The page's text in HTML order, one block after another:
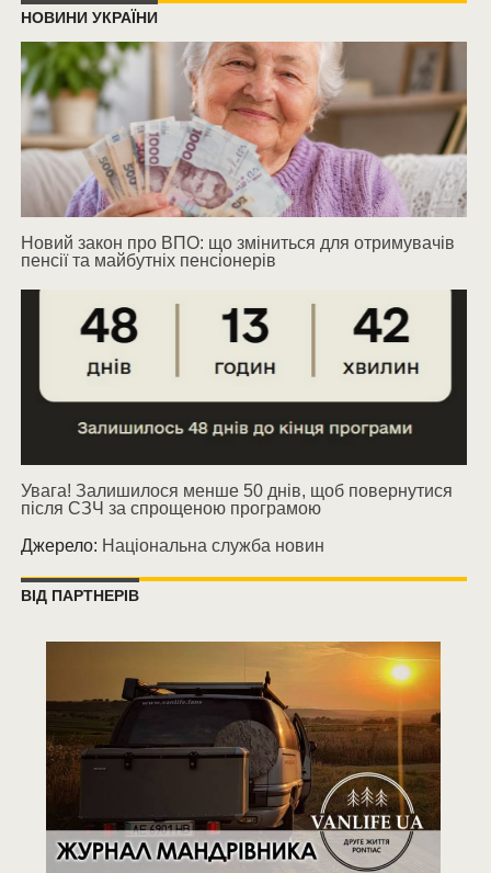
НОВИНИ УКРАЇНИ
Новий закон про ВПО: що зміниться для отримувачів
пенсії та майбутніх пенсіонерів
Увага! Залишилося менше 50 днів, щоб повернутися
після СЗЧ за спрощеною програмою
Джерело: Національна служба новин
ВІД ПАРТНЕРІВ